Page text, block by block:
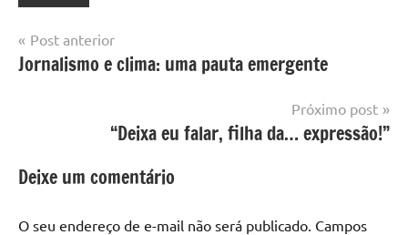
Navegação
de
Post anterior
Jornalismo e clima: uma pauta emergente
Próximo post
“Deixa eu falar, filha da… expressão!”
Deixe um comentário
O seu endereço de e-mail não será publicado. Campos